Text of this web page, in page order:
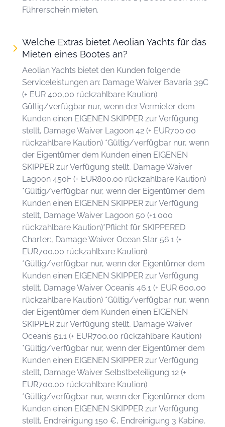
Führerschein mieten.
Welche Extras bietet Aeolian Yachts für das
Mieten eines Bootes an?
Aeolian Yachts bietet den Kunden folgende
Serviceleistungen an: Damage Waiver Bavaria 39C
(+ EUR 400,00 rückzahlbare Kaution)
Gültig/verfügbar nur, wenn der Vermieter dem
Kunden einen EIGENEN SKIPPER zur Verfügung
stellt, Damage Waiver Lagoon 42 (+ EUR700.00
rückzahlbare Kaution) *Gültig/verfügbar nur, wenn
der Eigentümer dem Kunden einen EIGENEN
SKIPPER zur Verfügung stellt, Damage Waiver
Lagoon 450F (+ EUR800.00 rückzahlbare Kaution)
*Gültig/verfügbar nur, wenn der Eigentümer dem
Kunden einen EIGENEN SKIPPER zur Verfügung
stellt, Damage Waiver Lagoon 50 (+1.000
rückzahlbare Kaution)*Pflicht für SKIPPERED
Charter:, Damage Waiver Ocean Star 56.1 (+
EUR700.00 rückzahlbare Kaution)
*Gültig/verfügbar nur, wenn der Eigentümer dem
Kunden einen EIGENEN SKIPPER zur Verfügung
stellt, Damage Waiver Oceanis 46.1 (+ EUR 600,00
rückzahlbare Kaution) *Gültig/verfügbar nur, wenn
der Eigentümer dem Kunden einen EIGENEN
SKIPPER zur Verfügung stellt, Damage Waiver
Oceanis 51.1 (+ EUR700.00 rückzahlbare Kaution)
*Gültig/verfügbar nur, wenn der Eigentümer dem
Kunden einen EIGENEN SKIPPER zur Verfügung
stellt, Damage Waiver Selbstbeteiligung 12 (+
EUR700.00 rückzahlbare Kaution)
*Gültig/verfügbar nur, wenn der Eigentümer dem
Kunden einen EIGENEN SKIPPER zur Verfügung
stellt, Endreinigung 150 €, Endreinigung 3 Kabine,